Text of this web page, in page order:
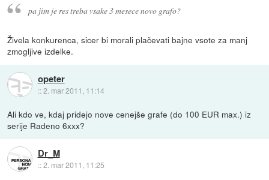
pa jim je res treba vsake 3 mesece novo grafo?
Živela konkurenca, sicer bi morali plačevati bajne vsote za manj
zmogljive izdelke.
opeter
::2. mar 2011, 11:14
Ali kdo ve, kdaj pridejo nove cenejše grafe (do 100 EUR max.) iz
serije Radeno 6xxx?
Dr_M
::2. mar 2011, 11:25